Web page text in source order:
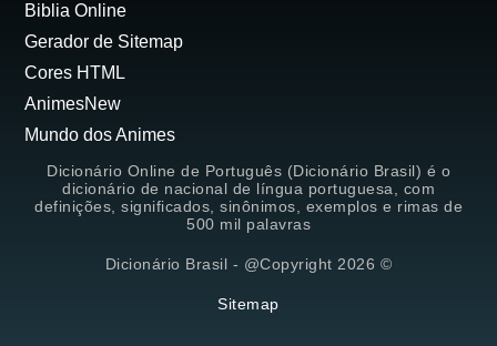
Biblia Online
Gerador de Sitemap
Cores HTML
AnimesNew
Mundo dos Animes
Dicionário Online de Português (Dicionário Brasil) é o
dicionário de nacional de língua portuguesa, com
definições, significados, sinônimos, exemplos e rimas de
500 mil palavras
Dicionário Brasil - @Copyright 2026 ©
Sitemap